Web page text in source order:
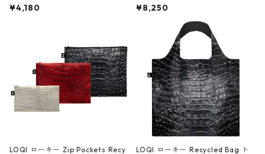
ミエ-B ショルダーバッグ グロスピ
¥4,180
ボストンバッグ ショルダーバッグ
Black ジャン=ミッシェル・バスキ
ア/クラウン ブラック
¥8,250
LOQI ローキー Zip Pockets Recy
LOQI ローキー Recycled Bag ト